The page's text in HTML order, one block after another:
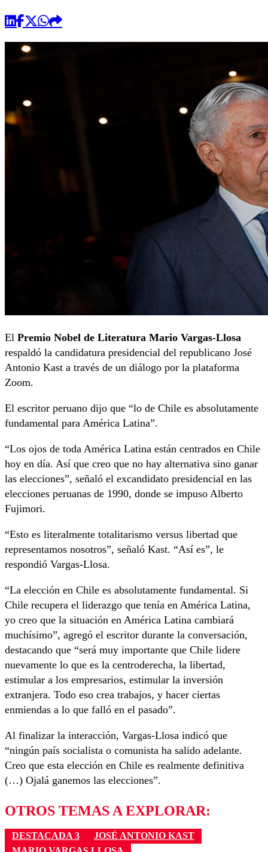
El Premio Nobel de Literatura Mario Vargas-Llosa
respaldó la candidatura presidencial del republicano José
Antonio Kast a través de un diálogo por la plataforma
Zoom.
El escritor peruano dijo que “lo de Chile es absolutamente
fundamental para América Latina”.
“Los ojos de toda América Latina están centrados en Chile
hoy en dí­a. Así­ que creo que no hay alternativa sino ganar
las elecciones”, señaló el excandidato presidencial en las
elecciones peruanas de 1990, donde se impuso Alberto
Fujimori.
“Esto es literalmente totalitarismo versus libertad que
representamos nosotros”, señaló Kast. “Así­ es”, le
respondió Vargas-Llosa.
“La elección en Chile es absolutamente fundamental. Si
Chile recupera el liderazgo que tení­a en América Latina,
yo creo que la situación en América Latina cambiará
muchí­simo”, agregó el escritor durante la conversación,
destacando que “será muy importante que Chile lidere
nuevamente lo que es la centroderecha, la libertad,
estimular a los empresarios, estimular la inversión
extranjera. Todo eso crea trabajos, y hacer ciertas
enmiendas a lo que falló en el pasado”.
Al finalizar la interacción, Vargas-Llosa indicó que
“ningún paí­s socialista o comunista ha salido adelante.
Creo que esta elección en Chile es realmente definitiva
(…) Ojalá ganemos las elecciones”.
OTROS TEMAS A EXPLORAR:
DESTACADA 3
JOSÉ ANTONIO KAST